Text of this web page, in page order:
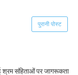
पुरानी पोस्ट
श्रम संहिताओं पर जागरूकता